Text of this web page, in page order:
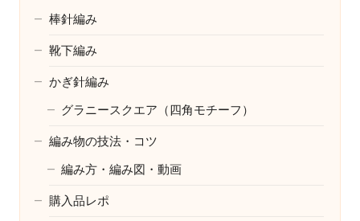
棒針編み
靴下編み
かぎ針編み
グラニースクエア（四角モチーフ）
編み物の技法・コツ
編み方・編み図・動画
購入品レポ